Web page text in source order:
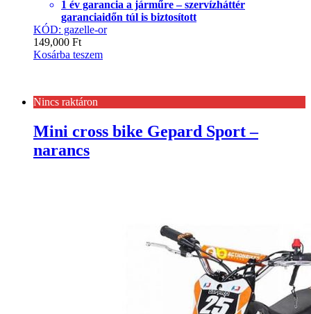
1 év garancia a járműre – szervízháttér
garanciaidőn túl is biztosított
KÓD: gazelle-or
149,000 Ft
Kosárba teszem
Nincs raktáron
Mini cross bike Gepard Sport –
narancs